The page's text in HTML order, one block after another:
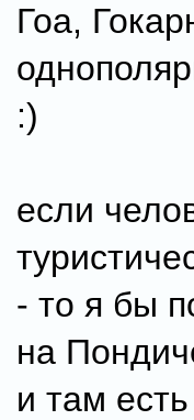
Гоа,
:)
если
- то я бы
на
и там